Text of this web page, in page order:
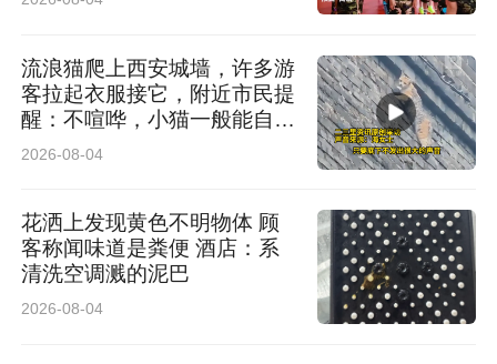
流浪猫爬上西安城墙，许多游
客拉起衣服接它，附近市民提
醒：不喧哗，小猫一般能自行
脱困
2026-08-04
花洒上发现黄色不明物体 顾
客称闻味道是粪便 酒店：系
清洗空调溅的泥巴
2026-08-04